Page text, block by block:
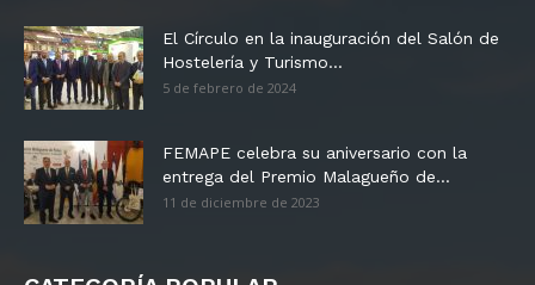
El Círculo en la inauguración del Salón de
Hostelería y Turismo...
5 de febrero de 2024
FEMAPE celebra su aniversario con la
entrega del Premio Malagueño de...
11 de diciembre de 2023